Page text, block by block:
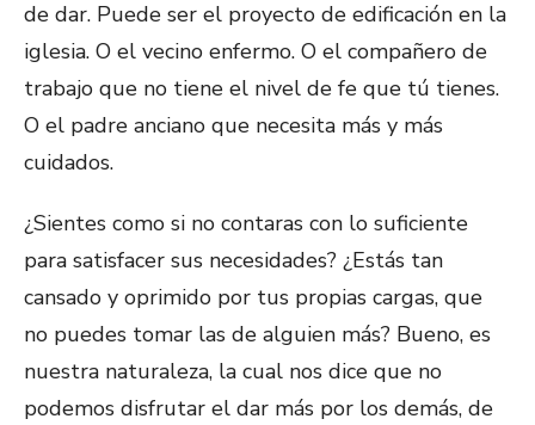
de dar. Puede ser el proyecto de edificación en la
iglesia. O el vecino enfermo. O el compañero de
trabajo que no tiene el nivel de fe que tú tienes.
O el padre anciano que necesita más y más
cuidados.
¿Sientes como si no contaras con lo suficiente
para satisfacer sus necesidades? ¿Estás tan
cansado y oprimido por tus propias cargas, que
no puedes tomar las de alguien más? Bueno, es
nuestra naturaleza, la cual nos dice que no
podemos disfrutar el dar más por los demás, de